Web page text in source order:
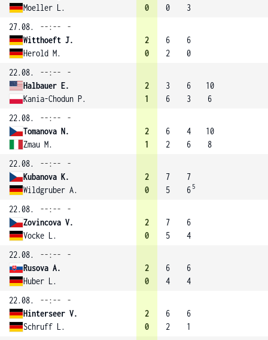
Moeller L.
0
0
3
27.08.
--:--
-
Witthoeft J.
Herold M.
2
0
6
2
6
0
22.08.
--:--
-
Halbauer E.
Kania-Chodun P.
2
1
3
6
6
3
10
6
22.08.
--:--
-
Tomanova N.
Zmau M.
2
1
6
2
4
6
10
8
22.08.
--:--
-
Kubanova K.
Wildgruber A.
2
0
7
5
7
6 5
22.08. --:--
-
Zovincova V.
Vocke L.
2
0
7
5
6
4
22.08.
--:--
-
Rusova A.
Huber L.
2
0
6
4
6
4
22.08.
--:--
-
Hinterseer V.
Schruff L.
2
0
6
2
6
1